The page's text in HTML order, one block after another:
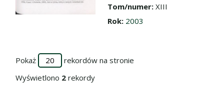
Tom/numer: XIII
Rok: 2003
Pokaż
rekordów na stronie
Wyświetlono 2 rekordy